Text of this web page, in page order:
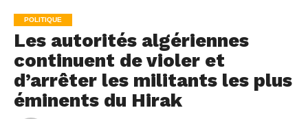
POLITIQUE
Les autorités algériennes
continuent de violer et
d’arrêter les militants les plus
éminents du Hirak